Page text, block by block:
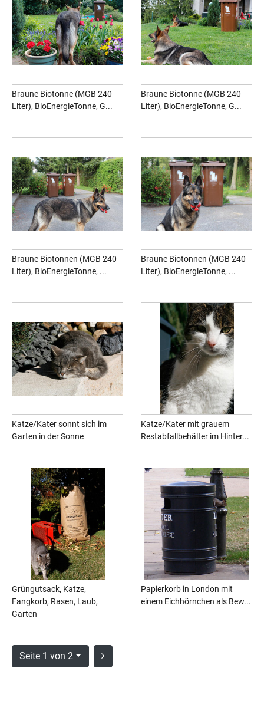
Braune Biotonne (MGB 240
Liter), BioEnergieTonne, G...
Braune Biotonne (MGB 240
Liter), BioEnergieTonne, G...
Braune Biotonnen (MGB 240
Liter), BioEnergieTonne, ...
Braune Biotonnen (MGB 240
Liter), BioEnergieTonne, ...
Katze/Kater sonnt sich im
Garten in der Sonne
Katze/Kater mit grauem
Restabfallbehälter im Hinter...
Grüngutsack, Katze,
Fangkorb, Rasen, Laub,
Garten
Papierkorb in London mit
einem Eichhörnchen als Bew...
Seite 1 von 2